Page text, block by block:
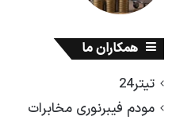
همکاران ما
تیتر24
مودم فیبرنوری مخابرات